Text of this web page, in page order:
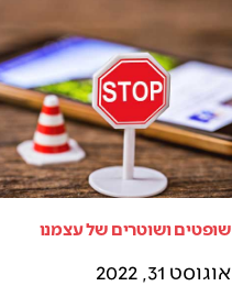
שופטים ושוטרים של עצמנו
אוגוסט 31, 2022